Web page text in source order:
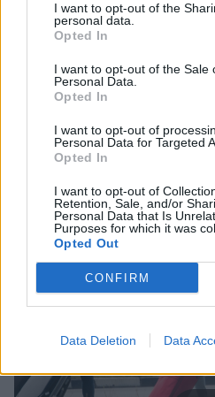
I want to opt-out of the
personal data.
Opted In
I want to opt-out of the Sale
Personal Data.
Opted In
I want to opt-out of
Personal Data for Targeted
Opted In
I want to opt-out of
Retention, Sale, and/or
Personal Data that Is
Purposes for which it was
Opted Out
CONFIRM
Data Deletion Data
Įdomu tai, kad
radikalūs. Iš jų tarpo
per ateinančius
proc. aukštos klasės
žemesnės kvalifikacijos